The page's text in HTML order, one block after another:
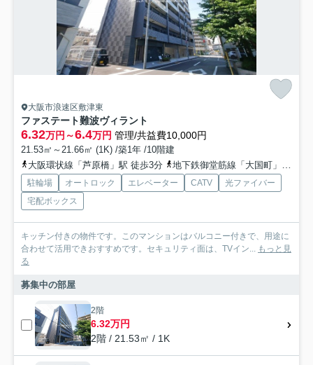
大阪市浪速区敷津東
ファステート難波ヴィラント
6.32万円～6.4万円 管理/共益費10,000円
21.53㎡～21.66㎡ (1K) /築1年 /10階建
大阪環状線「芦原橋」駅 徒歩3分
地下鉄御堂筋線「大国町」駅 徒歩10分
駐輪場 オートロック エレベーター CATV
光ファイバー
宅配ボックス
キッチン付きの物件です。このマンションはバルコニー付きで、用途に
合わせて活用できおすすめです。セキュリティ面は、TVイン... もっと見
る
募集中の部屋
2階
6.32万円
2階 / 21.53㎡ / 1K